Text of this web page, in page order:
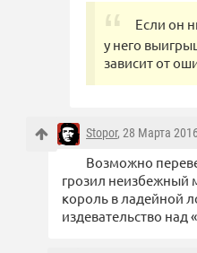
Если он
у него
зависит от
Stopor, 28 Марта
Возможно
грозил неизбежный
король в ладейной
издевательство над